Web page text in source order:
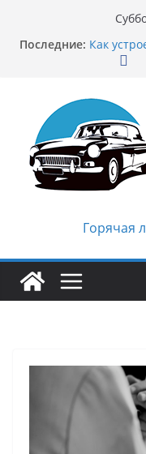
содержимому
Последние:
или
Аукцион
Аукцион
Срочный
почему
Горячая